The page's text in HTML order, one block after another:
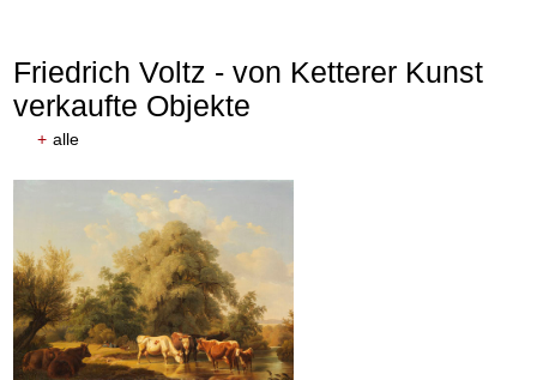
Friedrich Voltz - von Ketterer Kunst
verkaufte Objekte
+ alle